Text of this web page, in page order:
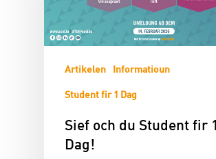
Artikelen Informatioun
Student fir 1 Dag
Sief och du Student fir 1
Dag!